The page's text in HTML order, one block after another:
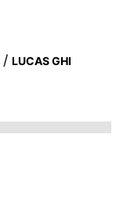
/ LUCAS GHI